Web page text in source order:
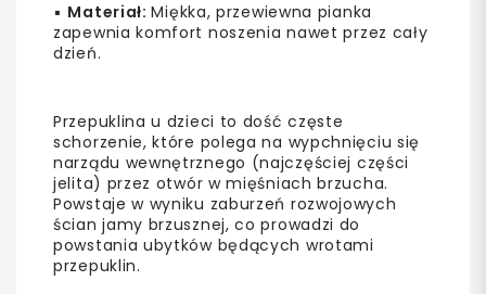
▪️ Materiał:Miękka, przewiewna pianka
zapewnia komfort noszenia nawet przez cały
dzień.
Przepuklina u dzieci to dość częste
schorzenie, które polega na wypchnięciu się
narządu wewnętrznego (najczęściej części
jelita) przez otwór w mięśniach brzucha.
Powstaje w wyniku zaburzeń rozwojowych
ścian jamy brzusznej, co prowadzi do
powstania ubytków będących wrotami
przepuklin.